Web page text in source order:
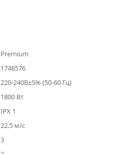
Premium
1748576
220-240В±5% (50-60 Гц)
1800 Вт
IPX 1
22,5 м/с
3